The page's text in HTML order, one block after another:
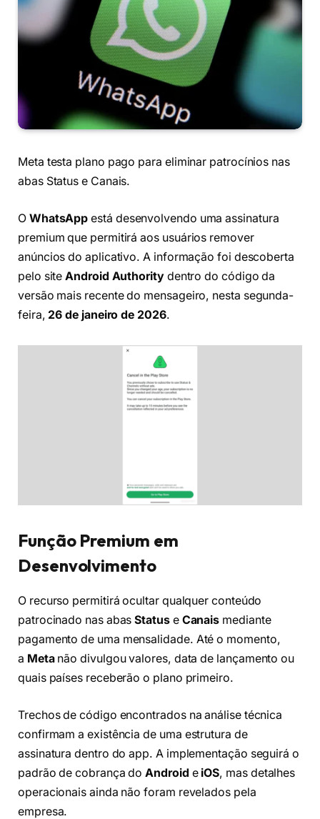
Meta testa plano pago para eliminar patrocínios nas
abas Status e Canais.
O WhatsApp está desenvolvendo uma assinatura
premium que permitirá aos usuários remover
anúncios do aplicativo. A informação foi descoberta
pelo siteAndroid Authoritydentro do código da
versão mais recente do mensageiro, nesta segunda-
feira, 26 de janeiro de 2026.
Função Premium em
Desenvolvimento
O recurso permitirá ocultar qualquer conteúdo
patrocinado nas abasStatuse Canais mediante
pagamento de uma mensalidade. Até o momento,
a Metanão divulgou valores, data de lançamento ou
quais países receberão o plano primeiro.
Trechos de código encontrados na análise técnica
confirmam a existência de uma estrutura de
assinatura dentro do app. A implementação seguirá o
padrão de cobrança doAndroid e iOS, mas detalhes
operacionais ainda não foram revelados pela
empresa.